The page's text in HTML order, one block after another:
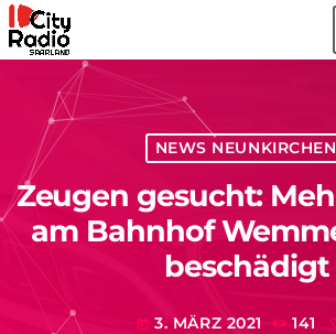
NEWS NEUNKIRCHEN
Zeugen gesucht:
am Bahnhof
beschädigt
today 3. MÄRZ 2021 141